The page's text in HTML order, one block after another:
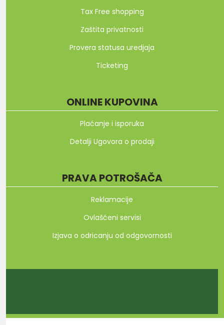
Tax Free shopping
Zaštita privatnosti
Provera statusa uredjaja
Ticketing
ONLINE KUPOVINA
Plaćanje i isporuka
Detalji Ugovora o prodaji
PRAVA POTROŠAČA
Reklamacije
Ovlašćeni servisi
Izjava o odricanju od odgovornosti